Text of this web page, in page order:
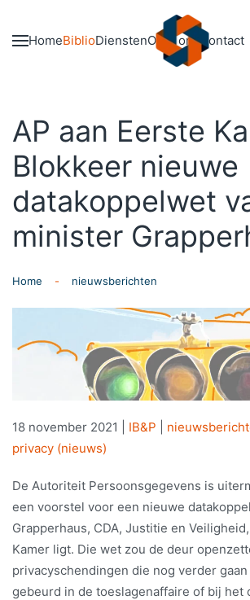
Skip to main content
HomeBiblioDienstenOver onsContact
AP aan Eerste
Blokkeer nieuwe
datakoppelwet
minister
Home nieuwsberichten
18 november 2021 IB&P
privacy (nieuws)
De Autoriteit Persoonsgegevens is
een voorstel voor een nieuwe
Grapperhaus, CDA, Justitie en
Kamer ligt. Die wet zou de deur
privacyschendingen die nog verder
gebeurd in de toeslagenaffaire of bij het